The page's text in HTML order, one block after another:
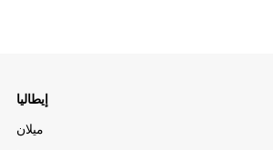
إيطاليا
ميلان